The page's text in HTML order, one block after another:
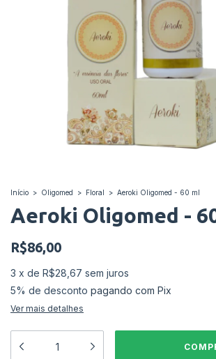
Início > Oligomed > Floral > Aeroki Oligomed - 60 ml
Aeroki Oligomed -
R$86,00
3 x de R$28,67 sem juros
5% de desconto pagando com Pix
Ver mais detalhes